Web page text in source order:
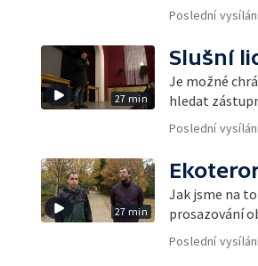
Poslední
27 min
Slušní
Je možné
hledat
Poslední
27 min
Jak jsme na
prosazování
Poslední